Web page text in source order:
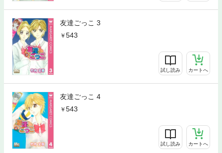
友達ごっこ 3
543
試し読み カートへ
友達ごっこ 4
543
試し読み カートへ